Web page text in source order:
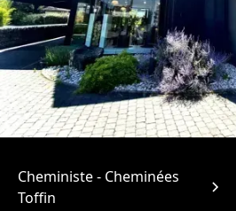
Cheministe - Cheminées
Toffin